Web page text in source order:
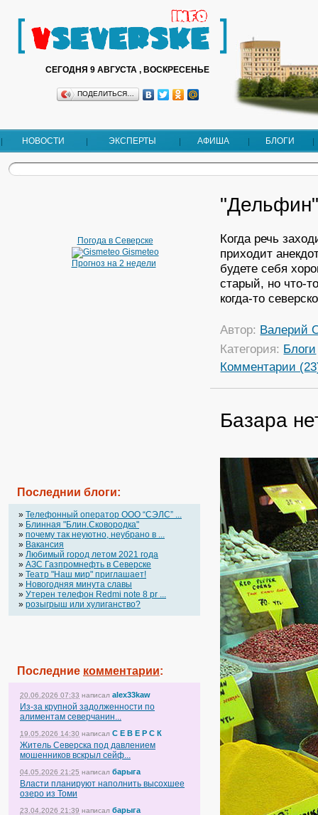
СЕГОДНЯ 9 АВГУСТА , ВОСКРЕСЕНЬЕ
ПОДЕЛИТЬСЯ…
НОВОСТИ ЭКСПЕРТЫ АФИША БЛОГИ
Погода в Северске
Gismeteo
Прогноз на 2 недели
Последнии блоги:
» Телефонный оператор OOO “СЭЛС” ...
» Блинная "Блин.Сковородка"
» почему так неуютно, неубрано в ...
» Вакансия
» Любимый город летом 2021 года
» АЗС Газпромнефть в Северске
» Театр "Наш мир" приглашает!
» Новогодняя минута славы
» Утерен телефон Redmi note 8 pr ...
» розыгрыш или хулиганство?
Последние комментарии:
20.06.2026 07:33 написал alex33kaw
Из-за крупной задолженности по
алиментам северчанин...
19.05.2026 14:30 написал С Е В Е Р С К
Житель Северска под давлением
мошенников вскрыл сейф...
04.05.2026 21:25 написал барыга
Власти планируют наполнить высохшее
озеро из Томи
23.04.2026 21:39 написал барыга
Когда речь
приходит
будете себя
старый, но что-
когда-то
Автор: Валерий
Категория: Блоги
Комментарии
Базара